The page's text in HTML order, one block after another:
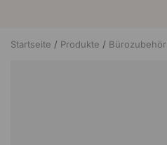
Startseite Produkte Bürozubehör